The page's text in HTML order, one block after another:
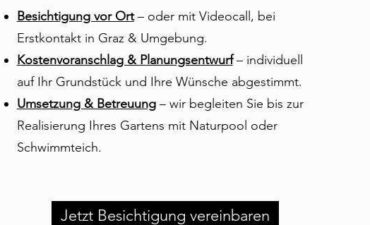
Besichtigung vor Ort– oder mit Videocall, bei
Erstkontakt in Graz & Umgebung.
Kostenvoranschlag & Planungs­entwurf– individuell
auf Ihr Grundstück und Ihre Wünsche abgestimmt.
Umsetzung & Betreuung– wir begleiten Sie bis zur
Realisierung Ihres Gartens mit Naturpool oder
Schwimmteich.
Jetzt Besichtigung vereinbaren